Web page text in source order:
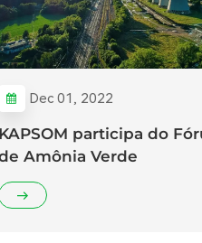
Dec 01, 2022
KAPSOM participa do
Amônia Verde